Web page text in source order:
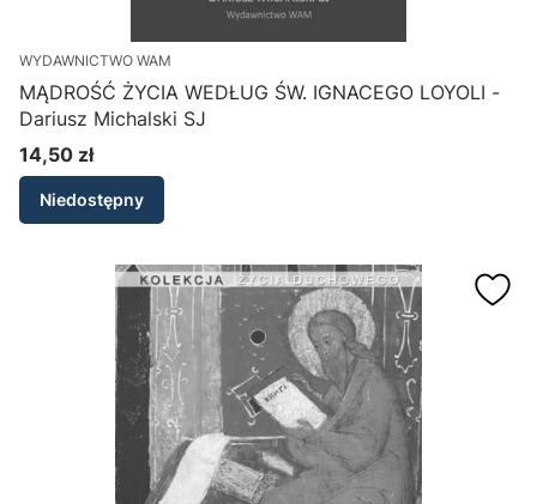
WYDAWNICTWO WAM
MĄDROŚĆ ŻYCIA WEDŁUG ŚW. IGNACEGO LOYOLI -
Dariusz Michalski SJ
Cena
14,50 zł
Niedostępny